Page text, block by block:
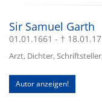
Sir Samuel Garth
01.01.1661 - †
Arzt, Dichter,
Autor anzeigen!